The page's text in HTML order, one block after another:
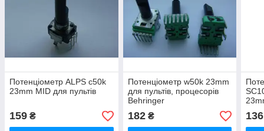
Потенціометр ALPS c50k
23mm MID для пультів
159 ₴
Потенціометр w50k 23mm
для пультів, процесорів
Behringer
182₴ 136